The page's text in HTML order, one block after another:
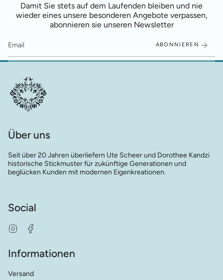
Damit Sie stets auf dem Laufenden bleiben und nie
wieder eines unsere besonderen Angebote verpassen,
abonnieren sie unseren Newsletter
ABONNIEREN
Über uns
Seit über 20 Jahren überliefern Ute Scheer und Dorothee Kandzi
historische Stickmuster für zukünftige Generationen und
beglücken Kunden mit modernen Eigenkreationen.
Social
Instagram
Informationen
Versand